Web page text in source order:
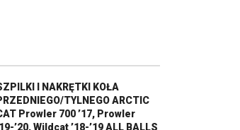
I NAKRĘTKI KOŁA
TYLNEGO ARCTIC
Prowler 700 ’17, Prowler
’20, Wildcat ’18-’19 ALL BALLS